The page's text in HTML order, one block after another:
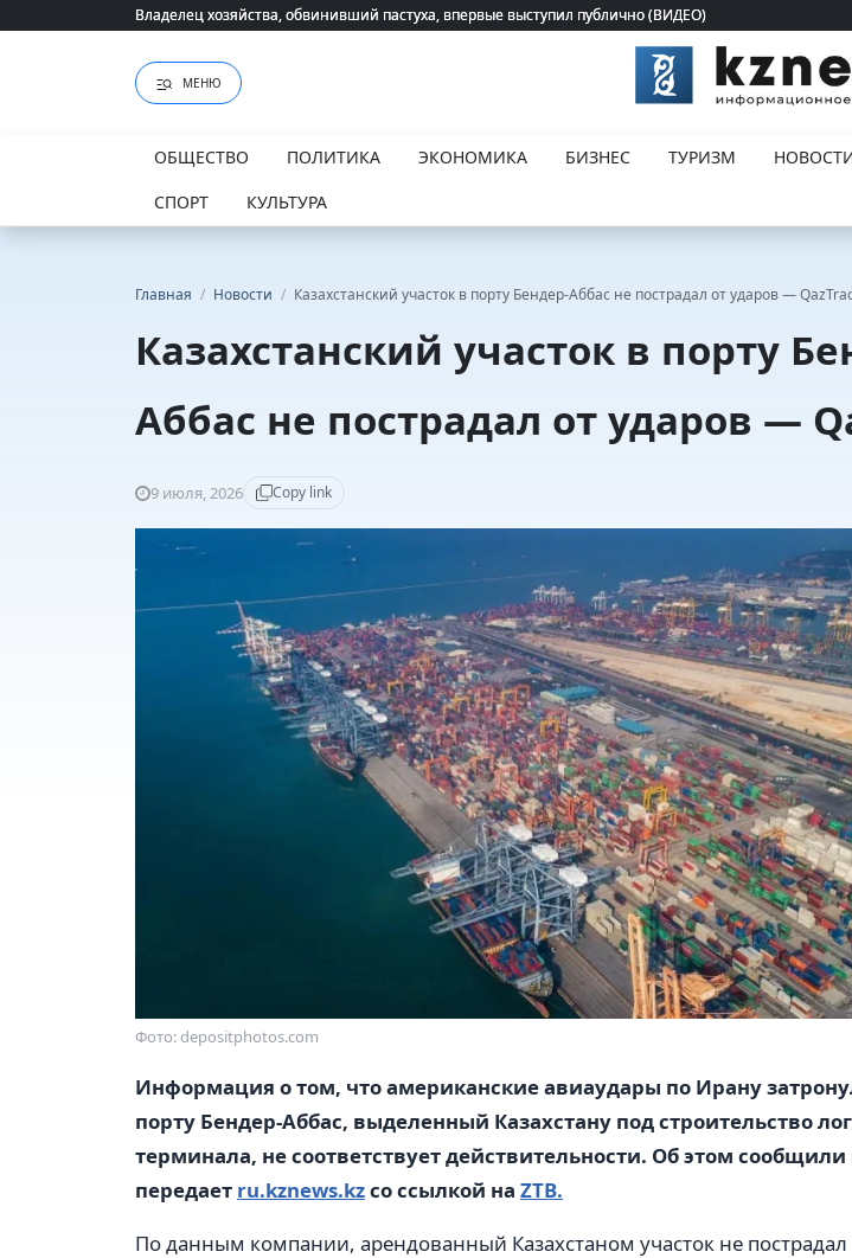
Владелец хозяйства, обвинивший пастуха, впервые выступил публично (ВИДЕО)
Владелец хозяйства, обвинивший пастуха, впервые выступил публично (ВИДЕО)
МЕНЮ
ОБЩЕСТВО ПОЛИТИКА ЭКОНОМИКА БИЗНЕС ТУРИЗМ
СПОРТ
КУЛЬТУРА
Главная / Новости / Казахстанский участок в порту Бендер-Аббас не пострадал от ударов —
Казахстанский участок в порту
Аббас не пострадал от ударов —
9 июля, 2026 Copy link
Фото: depositphotos.com
Информация о том, что американские авиаудары по Ирану
порту Бендер-Аббас, выделенный Казахстану под строительство
терминала, не соответствует действительности. Об этом сообщили
передает ru.kznews.kzсо ссылкой на ZTB.
По данным компании, арендованный Казахстаном участок не пострадал